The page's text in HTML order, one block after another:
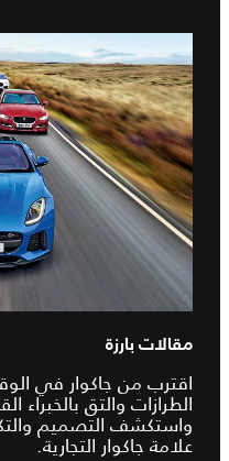
مقالات بارزة
اقترب من جاكوار في
الطرازات والتق بالخبراء
واستكشف التصميم
علامة جاكوار التجارية.